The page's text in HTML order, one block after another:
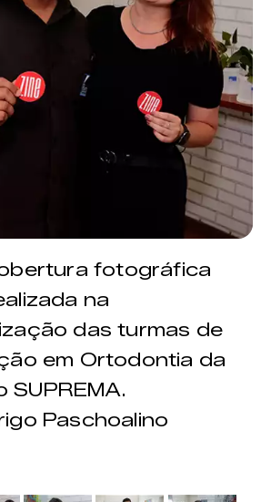
fotográfica
na
das turmas de
em Ortodontia da
SUPREMA.
Paschoalino